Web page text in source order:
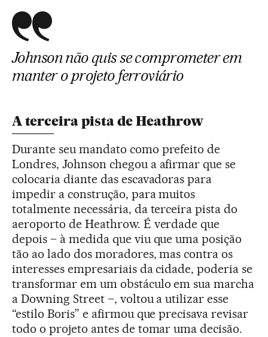
Johnson não quis se comprometer em
manter o projeto ferroviário
A terceira pista de Heathrow
Durante seu mandato como prefeito de
Londres, Johnson chegou a afirmar que se
colocaria diante das escavadoras para
impedir a construção, para muitos
totalmente necessária, da terceira pista do
aeroporto de Heathrow. É verdade que
depois – à medida que viu que uma posição
tão ao lado dos moradores, mas contra os
interesses empresariais da cidade, poderia se
transformar em um obstáculo em sua marcha
a Downing Street –, voltou a utilizar esse
“estilo Boris” e afirmou que precisava revisar
todo o projeto antes de tomar uma decisão.